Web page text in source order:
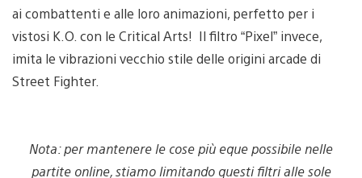
ai combattenti e alle loro animazioni, perfetto per i
vistosi K.O. con le Critical Arts! Il filtro “Pixel” invece,
imita le vibrazioni vecchio stile delle origini arcade di
Street Fighter.
Nota: per mantenere le cose più eque possibile nelle
partite online, stiamo limitando questi filtri alle sole